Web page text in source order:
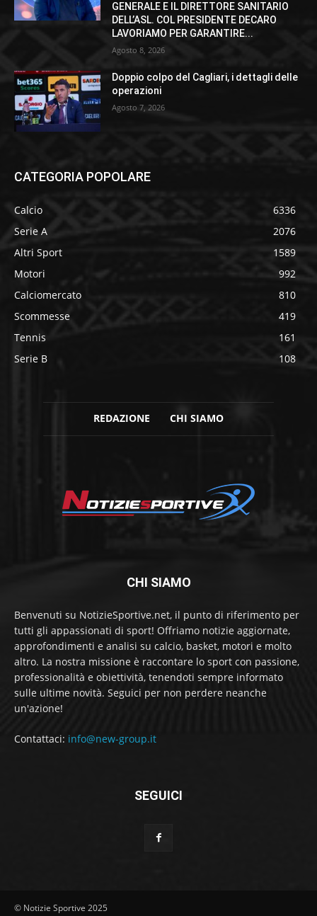
GENERALE E IL DIRETTORE SANITARIO
DELL’ASL. COL PRESIDENTE DECARO
LAVORIAMO PER GARANTIRE...
Agosto 8, 2026
Doppio colpo del Cagliari, i dettagli delle
operazioni
Agosto 7, 2026
CATEGORIA POPOLARE
Calcio
6336
Serie A
2076
Altri Sport
1589
Motori
992
Calciomercato
810
Scommesse
419
Tennis
161
Serie B
108
REDAZIONE CHI SIAMO
CHI SIAMO
Benvenuti su NotizieSportive.net, il punto di riferimento per
tutti gli appassionati di sport! Offriamo notizie aggiornate,
approfondimenti e analisi su calcio, basket, motori e molto
altro. La nostra missione è raccontare lo sport con passione,
professionalità e obiettività, tenendoti sempre informato
sulle ultime novità. Seguici per non perdere neanche
un'azione!
Contattaci: info@new-group.it
SEGUICI
© Notizie Sportive 2025